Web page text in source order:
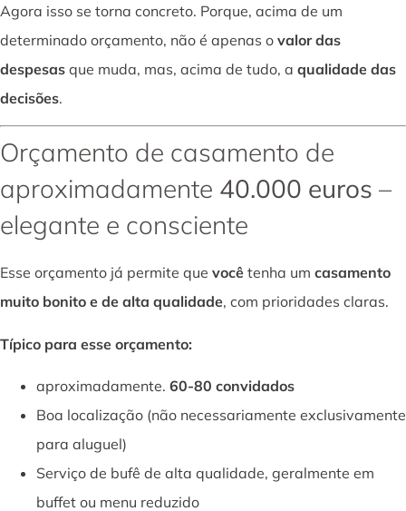
Agora isso se torna concreto. Porque, acima de um
determinado orçamento, não é apenas o valor das
despesas que muda, mas, acima de tudo, a qualidade das
decisões.
Orçamento de casamento de
aproximadamente 40.000 euros –
elegante e consciente
Esse orçamento já permite que você tenha um casamento
muito bonito e de alta qualidade, com prioridades claras.
Típico para esse orçamento:
aproximadamente. 60-80 convidados
Boa localização (não necessariamente exclusivamente
para aluguel)
Serviço de bufê de alta qualidade, geralmente em
buffet ou menu reduzido